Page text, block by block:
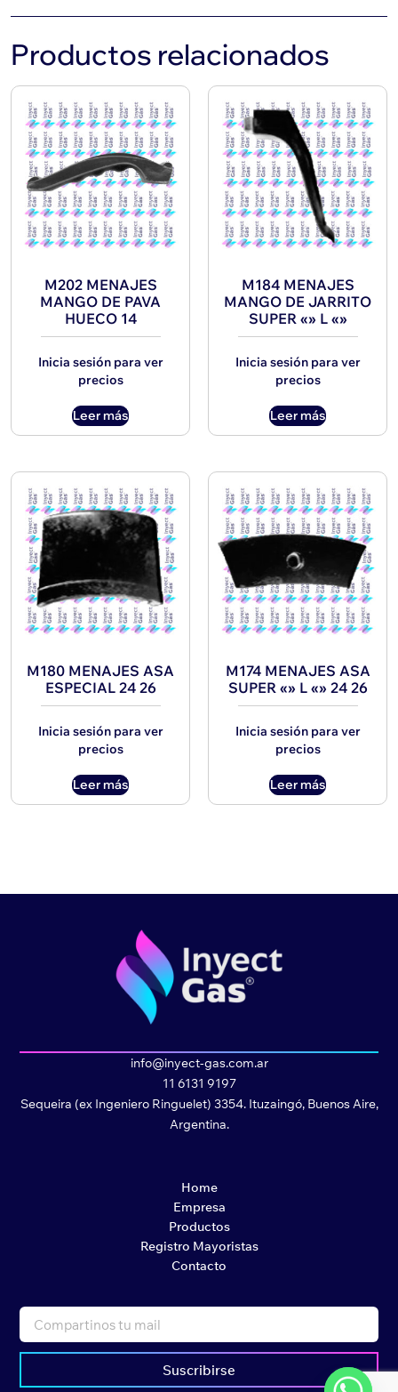
Productos relacionados
M202 MENAJES
MANGO DE PAVA
HUECO 14
Inicia sesión para ver
precios
Leer más
M184 MENAJES
MANGO DE JARRITO
SUPER «» L «»
Inicia sesión para ver
precios
Leer más
M180 MENAJES ASA
ESPECIAL 24 26
Inicia sesión para ver
precios
Leer más
M174 MENAJES ASA
SUPER «» L «» 24 26
Inicia sesión para ver
precios
Leer más
info@inyect-gas.com.ar
11 6131 9197
Sequeira (ex Ingeniero Ringuelet) 3354. Ituzaingó, Buenos Aire,
Argentina.
Home
Empresa
Productos
Registro Mayoristas
Contacto
Suscribirse